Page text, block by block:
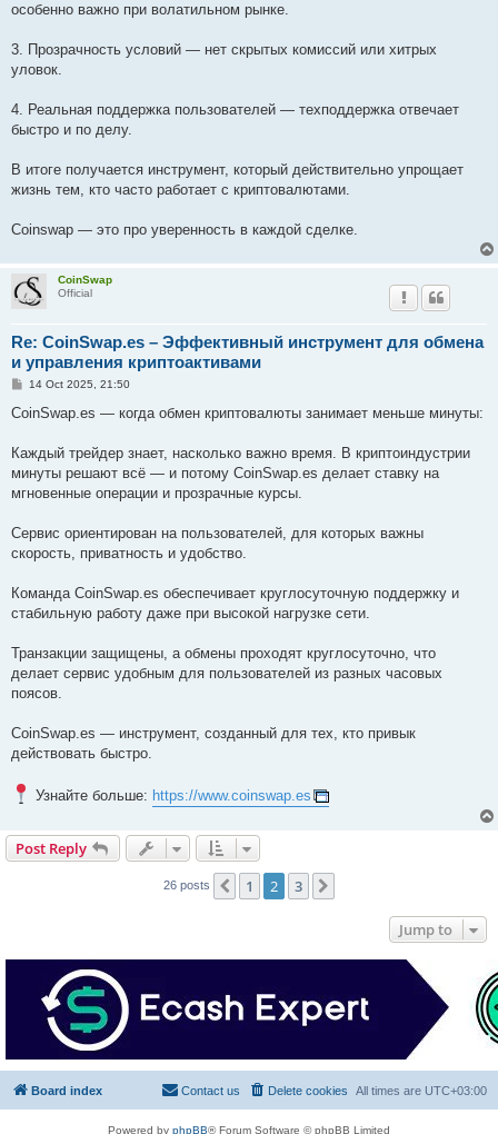
особенно важно при волатильном рынке.
3. Прозрачность условий — нет скрытых комиссий или хитрых
уловок.
4. Реальная поддержка пользователей — техподдержка отвечает
быстро и по делу.
В итоге получается инструмент, который действительно упрощает
жизнь тем, кто часто работает с криптовалютами.
Coinswap — это про уверенность в каждой сделке.
CoinSwap
Official
Re: CoinSwap.es – Эффективный инструмент для обмена
и управления криптоактивами
P
s
14 Oct 2025, 21:50
CoinSwap.es — когда обмен криптовалюты занимает меньше минуты:
Каждый трейдер знает, насколько важно время. В криптоиндустрии
минуты решают всё — и потому CoinSwap.es делает ставку на
мгновенные операции и прозрачные курсы.
Сервис ориентирован на пользователей, для которых важны
скорость, приватность и удобство.
Команда CoinSwap.es обеспечивает круглосуточную поддержку и
стабильную работу даже при высокой нагрузке сети.
Транзакции защищены, а обмены проходят круглосуточно, что
делает сервис удобным для пользователей из разных часовых
поясов.
CoinSwap.es — инструмент, созданный для тех, кто привык
действовать быстро.
Узнайте больше: https://www.coinswap.es
Post Reply
26 posts Previous
1 2 3
Jump to
Board index All times are UTC+03:00
Delete cookies
Contact us
Powered by phpBB® Forum Software © phpBB Limited